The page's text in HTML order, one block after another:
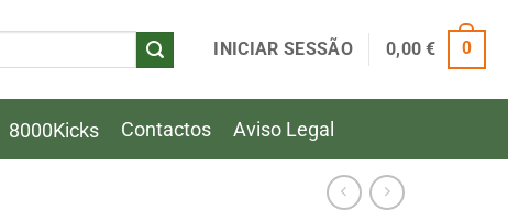
INICIAR SESSÃO 0,00€ 0
8000Kicks Contactos Aviso Legal